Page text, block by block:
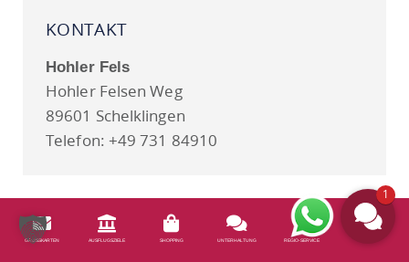
KONTAKT
Hohler Fels
Hohler Felsen Weg
89601 Schelklingen
Telefon: +49 731 84910
GRUSSKARTEN AUSFLUGSZIELE SHOPPING UNTERHALTUNG REGIO-SERVICE
1